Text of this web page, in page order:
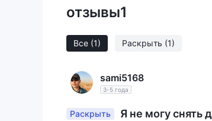
может привести к огромным
Торговая платформа
AlgoFX принимает платежи только
отзывы1
Все (1) Раскрыть (1)
sami5168
3-5 года
Раскрыть Я не могу снять